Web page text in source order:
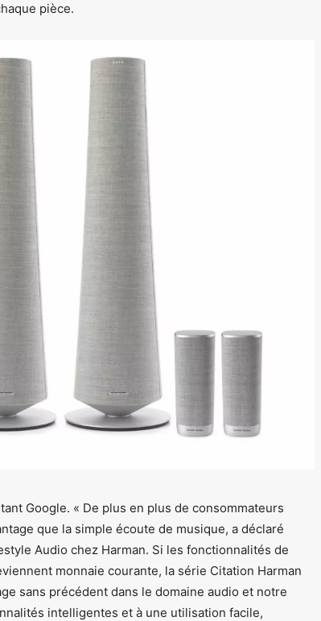
pièce.
Google. « De plus en plus de consommateurs
que la simple écoute de musique, a déclaré
Audio chez Harman. Si les fonctionnalités de
monnaie courante, la série Citation Harman
sans précédent dans le domaine audio et notre
intelligentes et à une utilisation facile,